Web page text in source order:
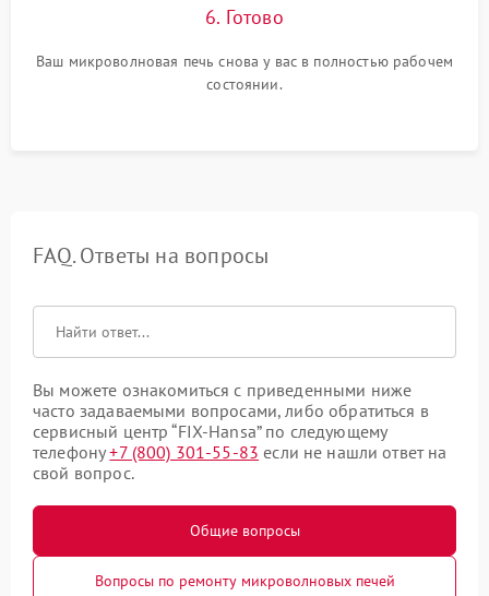
6. Готово
Ваш микроволновая печь снова у вас в полностью рабочем
состоянии.
FAQ. Ответы на вопросы
Вы можете ознакомиться с приведенными ниже
часто задаваемыми вопросами, либо обратиться в
сервисный центр “FIX-Hansa” по следующему
телефону+7 (800) 301-55-83 если не нашли ответ на
свой вопрос.
Общие вопросы
Вопросы по ремонту микроволновых печей